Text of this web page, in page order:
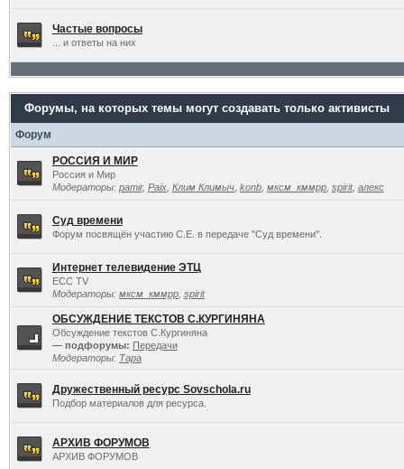
Частые вопросы
... и ответы на них
Форумы, на которых темы могут создавать только активисты
Форум
РОССИЯ И МИР
Россия и Мир
Модераторы: pamir, Paix, Клим Климыч, konb, мксм_кммрр, spirit, алекс
Суд времени
Форум посвящён участию С.Е. в передаче "Суд времени".
Интернет телевидение ЭТЦ
ECC TV
Модераторы: мксм_кммрр, spirit
ОБСУЖДЕНИЕ ТЕКСТОВ С.КУРГИНЯНА
Обсуждение текстов С.Кургиняна
— подфорумы: Передачи
Модераторы: Тара
Дружественный ресурс Sovschola.ru
Подбор материалов для ресурса.
АРХИВ ФОРУМОВ
АРХИВ ФОРУМОВ